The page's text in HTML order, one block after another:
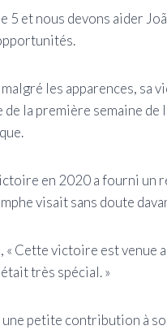
5 et nous devons aider
les apparences, sa
de la première semaine
en 2020 a fourni un
visait sans doute
« Cette victoire est
très spécial. »
petite contribution à